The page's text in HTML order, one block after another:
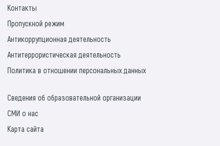
Контакты
Пропускной режим
Антикоррупционная деятельность
Антитеррористическая деятельность
Политика в отношении персональных данных
Сведения об образовательной организации
СМИ о нас
Карта сайта